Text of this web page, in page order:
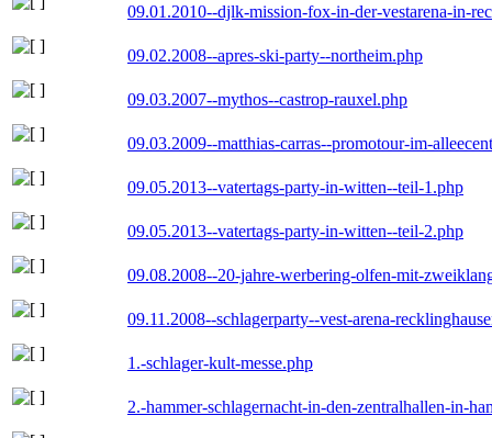
09.01.2010--djlk-mission-fox-in-der-vestarena-in-
09.02.2008--apres-ski-party--northeim.php
09.03.2007--mythos--castrop-rauxel.php
09.03.2009--matthias-carras--promotour-im-
09.05.2013--vatertags-party-in-witten--teil-1.php
09.05.2013--vatertags-party-in-witten--teil-2.php
09.08.2008--20-jahre-werbering-olfen-mit-
09.11.2008--schlagerparty--vest-arena-
1.-schlager-kult-messe.php
2.-hammer-schlagernacht-in-den-zentralhallen-in-